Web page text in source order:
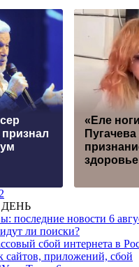
признал
«Еле
здоровье
последние новости 6
ли поиски?
сбой интернета в
сайтов, приложений, сбой